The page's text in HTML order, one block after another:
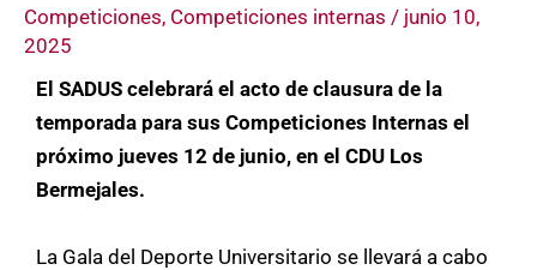
Competiciones, Competiciones internas / junio 10,
2025
El SADUS celebrará el acto de clausura de la
temporada para sus Competiciones Internas el
próximo jueves 12 de junio, en el CDU Los
Bermejales.
La Gala del Deporte Universitario se llevará a cabo